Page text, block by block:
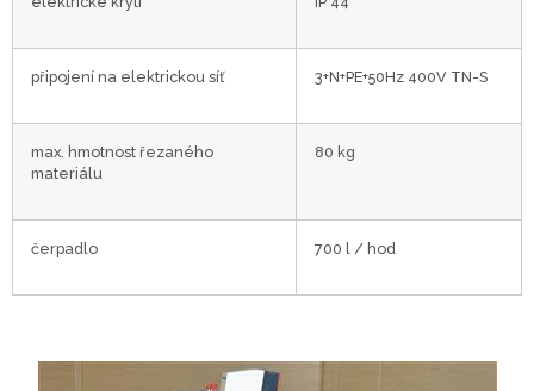
připojení na elektrickou síť 3+N+PE+50Hz 400V TN-S
max. hmotnost řezaného
materiálu
80 kg
čerpadlo 700 l / hod